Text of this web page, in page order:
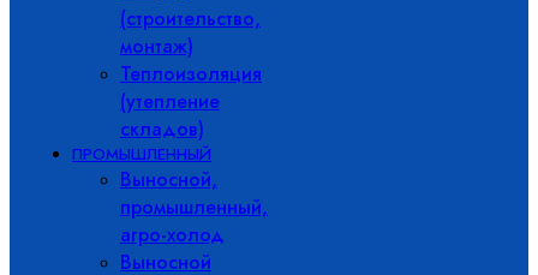
(строительство,
монтаж)
Теплоизоляция
(утепление
складов)
ПРОМЫШЛЕННЫЙ
Выносной,
промышленный,
агро-холод
Выносной